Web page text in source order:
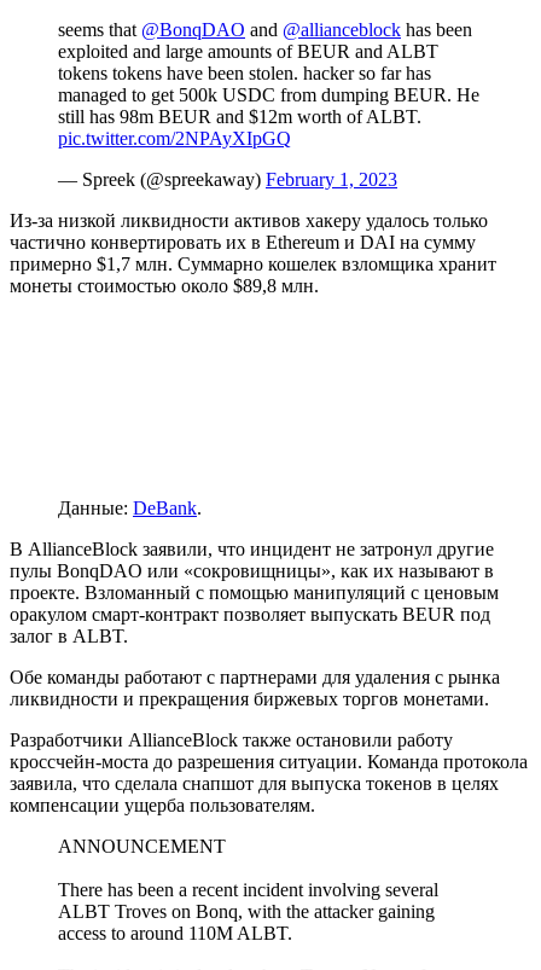
seems that @BonqDAO and @allianceblock has been
exploited and large amounts of BEUR and ALBT
tokens tokens have been stolen. hacker so far has
managed to get 500k USDC from dumping BEUR. He
still has 98m BEUR and $12m worth of ALBT.
pic.twitter.com/2NPAyXIpGQ
— Spreek (@spreekaway) February 1, 2023
Из-за низкой ликвидности активов хакеру удалось только
частично конвертировать их в Ethereum и DAI на сумму
примерно $1,7 млн. Суммарно кошелек взломщика хранит
монеты стоимостью около $89,8 млн.
Данные: DeBank.
В AllianceBlock заявили, что инцидент не затронул другие
пулы BonqDAO или «сокровищницы», как их называют в
проекте. Взломанный с помощью манипуляций с ценовым
оракулом смарт-контракт позволяет выпускать BEUR под
залог в ALBT.
Обе команды работают с партнерами для удаления с рынка
ликвидности и прекращения биржевых торгов монетами.
Разработчики AllianceBlock также остановили работу
кроссчейн-моста до разрешения ситуации. Команда протокола
заявила, что сделала снапшот для выпуска токенов в целях
компенсации ущерба пользователям.
ANNOUNCEMENT
There has been a recent incident involving several
ALBT Troves on Bonq, with the attacker gaining
access to around 110M ALBT.